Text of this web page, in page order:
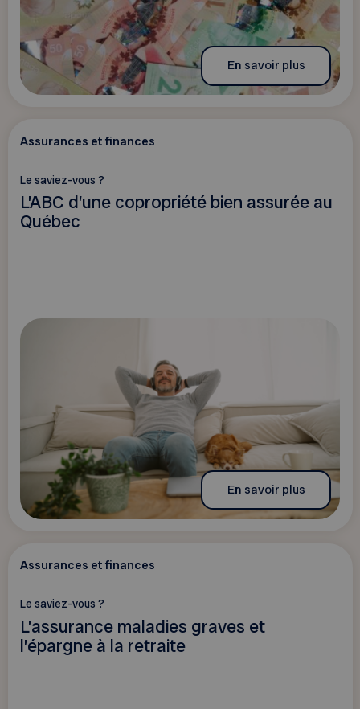
En savoir plus
Assurances et finances
Le saviez-vous ?
L’ABC d’une copropriété bien assurée au
Québec
En savoir plus
Assurances et finances
Le saviez-vous ?
L’assurance maladies graves et
l’épargne à la retraite